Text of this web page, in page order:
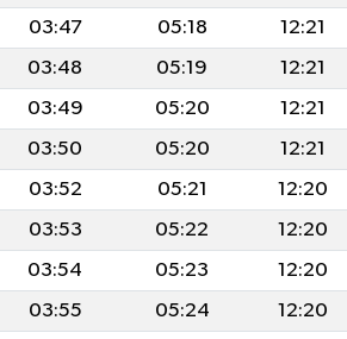
03:47 05:18 12:21
03:48 05:19 12:21
03:49 05:20 12:21
03:50 05:20 12:21
03:52 05:21 12:20
03:53 05:22 12:20
03:54 05:23 12:20
03:55 05:24 12:20